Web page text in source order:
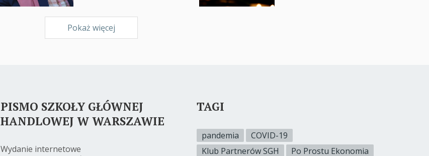
Pokaż więcej
PISMO SZKOŁY GŁÓWNEJ
HANDLOWEJ W WARSZAWIE
Wydanie internetowe
TAGI
pandemia
COVID-19
Klub Partnerów SGH
Po Prostu Ekonomia